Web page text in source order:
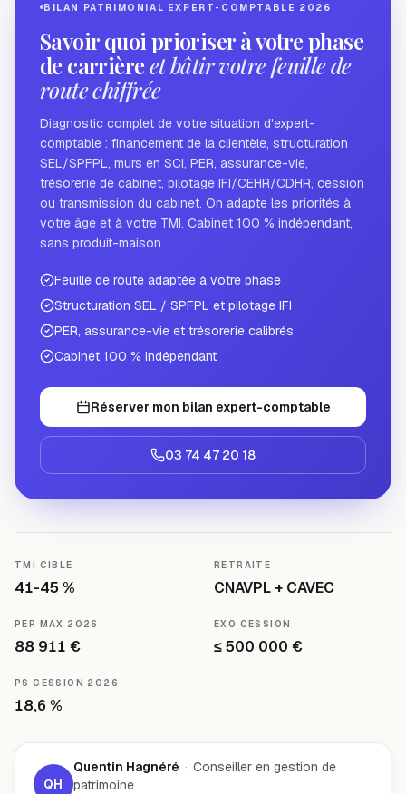
BILAN PATRIMONIAL EXPERT-COMPTABLE 2026
Savoir quoi prioriser à votre phase
de carrièreet bâtir votre feuille de
route chiffrée
Diagnostic complet de votre situation d'expert-
comptable : financement de la clientèle, structuration
SEL/SPFPL, murs en SCI, PER, assurance-vie,
trésorerie de cabinet, pilotage IFI/CEHR/CDHR, cession
ou transmission du cabinet. On adapte les priorités à
votre âge et à votre TMI. Cabinet 100 % indépendant,
sans produit-maison.
Feuille de route adaptée à votre phase
Structuration SEL / SPFPL et pilotage IFI
PER, assurance-vie et trésorerie calibrés
Cabinet 100 % indépendant
Réserver mon bilan expert-comptable
03 74 47 20 18
TMI CIBLE
41-45 %
RETRAITE
CNAVPL + CAVEC
PER MAX 2026
88 911 €
EXO CESSION
≤ 500 000 €
PS CESSION 2026
18,6 %
QH
Quentin Hagnéré · Conseiller en gestion de
patrimoine